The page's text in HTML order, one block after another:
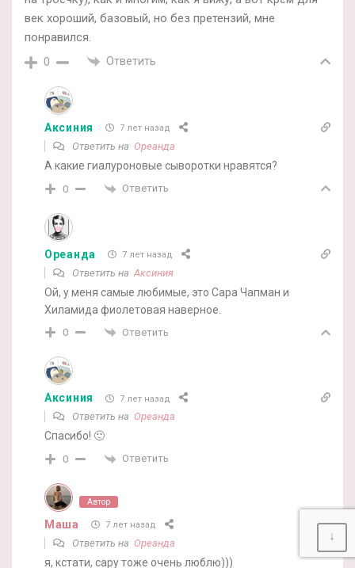
век хороший, базовый, но без претензий, мне
понравился.
0 Ответить
Аксиния 7 лет назад
Ответить на Ореанда
А какие гиалуроновые сыворотки нравятся?
0 Ответить
Ореанда 7 лет назад
Ответить на Аксиния
Ой, у меня самые любимые, это Сара Чапман и
Хиламида фиолетовая наверное.
0 Ответить
Аксиния 7 лет назад
Ответить на Ореанда
Спасибо! 🙂
0 Ответить
Автор
Маша 7 лет назад
Ответить на Ореанда
я, кстати, сару тоже очень люблю)))
↓